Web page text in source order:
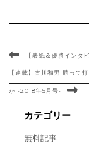
【表紙＆優勝インタ
【連載】古川和男 勝って
か -2018年5月号-
カテゴリー
無料記事